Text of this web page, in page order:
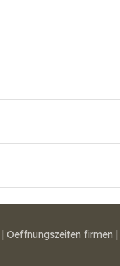
| Oeffnungszeiten firmen |